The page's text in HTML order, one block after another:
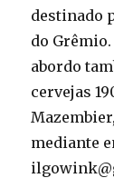
destinado
do
abordo
cervejas
mediante